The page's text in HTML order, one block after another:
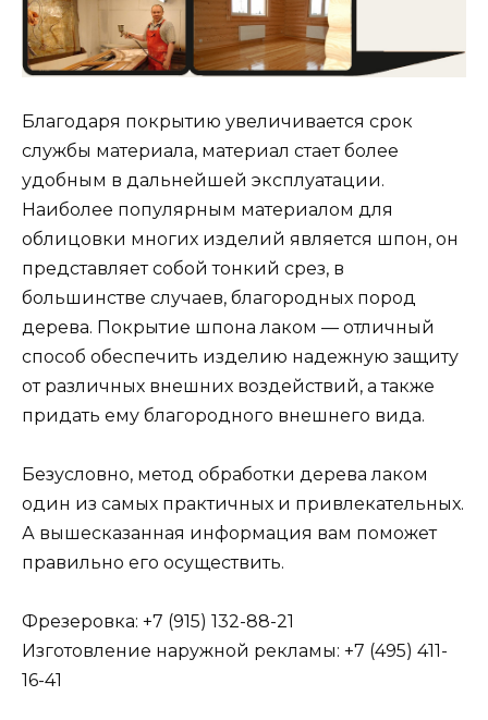
Благодаря покрытию увеличивается срок
службы материала, материал стает более
удобным в дальнейшей эксплуатации.
Наиболее популярным материалом для
облицовки многих изделий является шпон, он
представляет собой тонкий срез, в
большинстве случаев, благородных пород
дерева. Покрытие шпона лаком — отличный
способ обеспечить изделию надежную защиту
от различных внешних воздействий, а также
придать ему благородного внешнего вида.
Безусловно, метод обработки дерева лаком
один из самых практичных и привлекательных.
А вышесказанная информация вам поможет
правильно его осуществить.
Фрезеровка: +7 (915) 132-88-21
Изготовление наружной рекламы: +7 (495) 411-
16-41